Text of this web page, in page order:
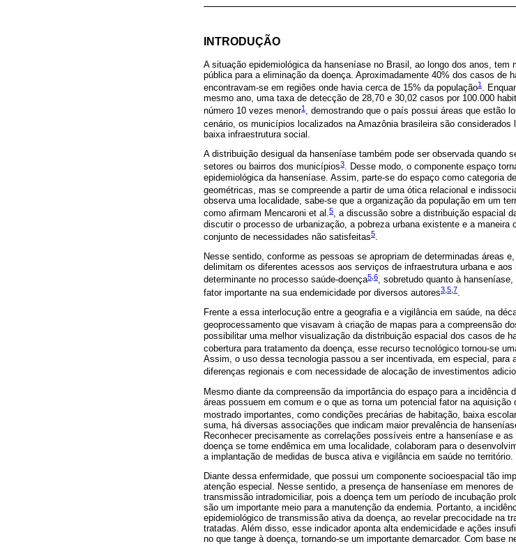
INTRODUÇÃO
A situação epidemiológica da hanseníase no Brasil, ao longo dos anos,
pública para a eliminação da doença. Aproximadamente 40% dos casos de
encontravam-se em regiões onde havia cerca de 15% da população1 .
mesmo ano, uma taxa de detecção de 28,70 e 30,02 casos por 100.000
número 10 vezes menor1 , demostrando que o país possui áreas que estão
cenário, os municípios localizados na Amazônia brasileira são
baixa infraestrutura social.
A distribuição desigual da hanseníase também pode ser observada quando
setores ou bairros dos municípios3. Desse modo, o componente espaço
epidemiológica da hanseníase. Assim, parte-se do espaço como categoria
geométricas, mas se compreende a partir de uma ótica relacional e
observa uma localidade, sabe-se que a organização da população em um
como afirmam Mencaroni et al.5, a discussão sobre a distribuição espacial
discutir o processo de urbanização, a pobreza urbana existente e a
conjunto de necessidades não satisfeitas5.
Nesse sentido, conforme as pessoas se apropriam de determinadas áreas
delimitam os diferentes acessos aos serviços de infraestrutura urbana e
determinante no processo saúde-doença5 6, sobretudo quanto à
fator importante na sua endemicidade por diversos autores3 5 7
Frente a essa interlocução entre a geografia e a vigilância em saúde, na
geoprocessamento que visavam à criação de mapas para a compreensão
possibilitar uma melhor visualização da distribuição espacial dos casos de
cobertura para tratamento da doença, esse recurso tecnológico tornou-se
Assim, o uso dessa tecnologia passou a ser incentivada, em especial, para
diferenças regionais e com necessidade de alocação de investimentos
Mesmo diante da compreensão da importância do espaço para a incidência
áreas possuem em comum e o que as torna um potencial fator na
mostrado importantes, como condições precárias de habitação, baixa
suma, há diversas associações que indicam maior prevalência de
Reconhecer precisamente as correlações possíveis entre a hanseníase e
doença se torne endêmica em uma localidade, colaboram para o
a implantação de medidas de busca ativa e vigilância em saúde no território.
Diante dessa enfermidade, que possui um componente socioespacial tão
atenção especial. Nesse sentido, a presença de hanseníase em menores
transmissão intradomiciliar, pois a doença tem um período de incubação
são um importante meio para a manutenção da endemia. Portanto, a
epidemiológico de transmissão ativa da doença, ao revelar precocidade na
tratadas. Além disso, esse indicador aponta alta endemicidade e ações
no que tange à doença, tornando-se um importante demarcador. Com base